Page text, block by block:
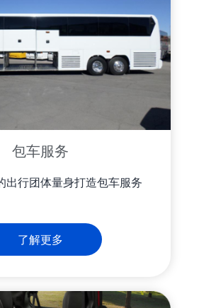
包车服务
出行团体量身打造包车服务
了解更多